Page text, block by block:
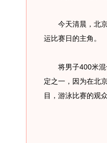
今天清晨，北京
运比赛日的主角。
将男子400米混
定之一，因为在北
目，游泳比赛的观